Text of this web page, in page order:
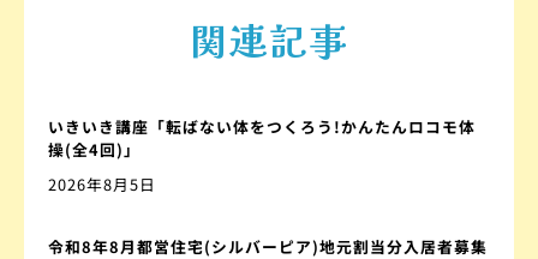
関連記事
いきいき講座「転ばない体をつくろう!かんたんロコモ体
操(全4回)」
2026年8月5日
令和8年8月都営住宅(シルバーピア)地元割当分入居者募集